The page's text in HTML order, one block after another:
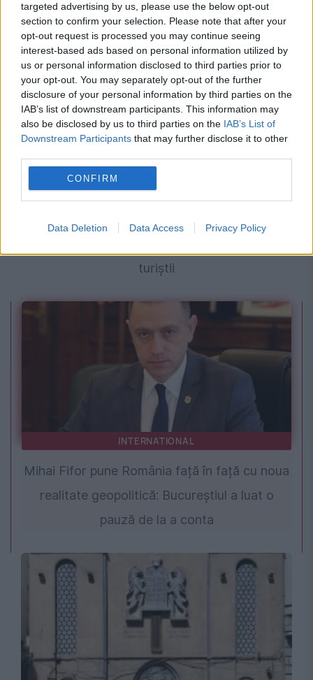
targeted advertising by us, please use the below opt-out
section to confirm your selection. Please note that after your
opt-out request is processed you may continue seeing
interest-based ads based on personal information utilized by
us or personal information disclosed to third parties prior to
your opt-out. You may separately opt-out of the further
disclosure of your personal information by third parties on the
IAB’s list of downstream participants. This information may
also be disclosed by us to third parties on the IAB’s List of
Downstream Participants that may further disclose it to other
CONFIRM
Data Deletion Data Access Privacy Policy
istoria păcii europene se scria la București
SOCIAL
Zeci de medici oferă consultații gratuite pe
turiștii
INTERNATIONAL
Mihai Fifor pune România față în față cu noua
realitate geopolitică: Bucureștiul a luat o
pauză de la a conta